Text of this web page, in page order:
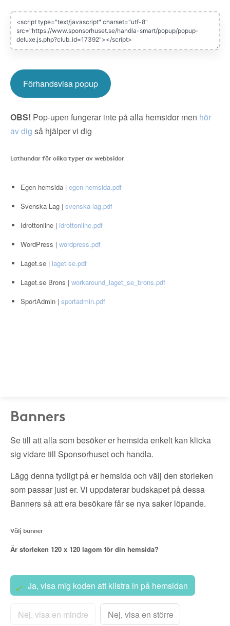
Förhandsvisa popup
OBS! Pop-upen fungerar inte på alla hemsidor men hör
av dig så hjälper vi dig
Lathundar för olika typer av webbsidor
Egen hemsida | egen-hemsida.pdf
Svenska Lag | svenska-lag.pdf
Idrottonline | idrottonline.pdf
WordPress | wordpress.pdf
Laget.se | laget-se.pdf
Laget.se Brons | workaround_laget_se_brons.pdf
SportAdmin | sportadmin.pdf
Banners
Se till att alla som besöker er hemsida enkelt kan klicka
sig vidare till Sponsorhuset och handla.
Lägg denna tydligt på er hemsida och välj den storleken
som passar just er. Vi uppdaterar budskapet på dessa
Banners så att era besökare får se nya saker löpande.
Välj banner
Är storleken 120 x 120 lagom för din hemsida?
Ja, visa mig koden att klistra in på hemsidan
Nej, visa en mindre Nej, visa en större